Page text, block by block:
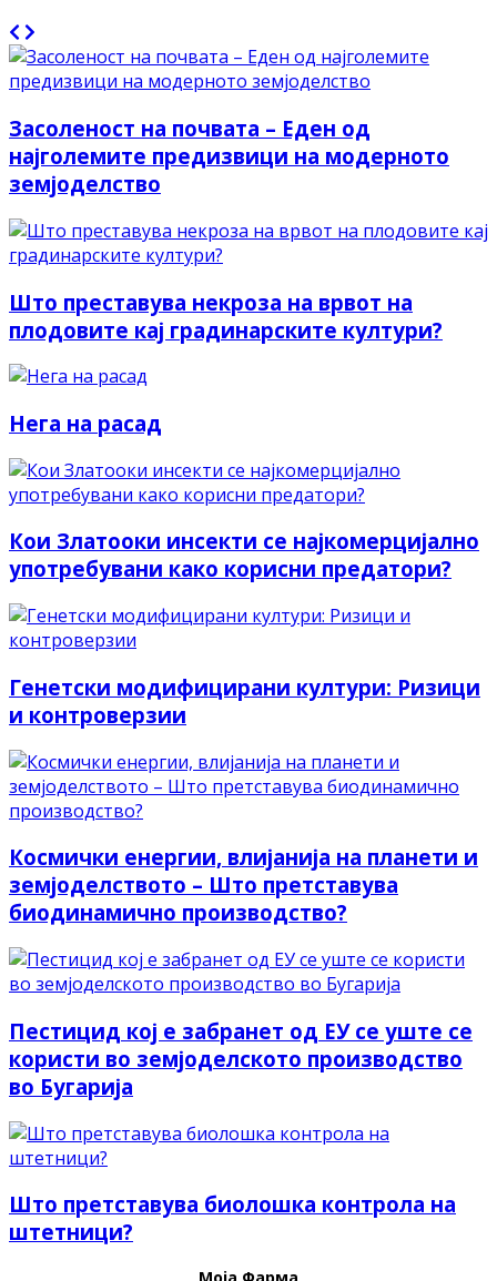
Засоленост на почвата – Еден од
најголемите предизвици на модерното
земјоделство
Што преставува некроза на врвот на
плодовите кај градинарските култури?
Нега на расад
Кои Златооки инсекти се најкомерцијално
употребувани како корисни предатори?
Генетски модифицирани култури: Ризици
и контроверзии
Космички енергии, влијанија на планети и
земјоделството – Што претставува
биодинамично производство?
Пестицид кој е забранет од ЕУ се уште се
користи во земјоделското производство
во Бугарија
Што претставува биолошка контрола на
штетници?